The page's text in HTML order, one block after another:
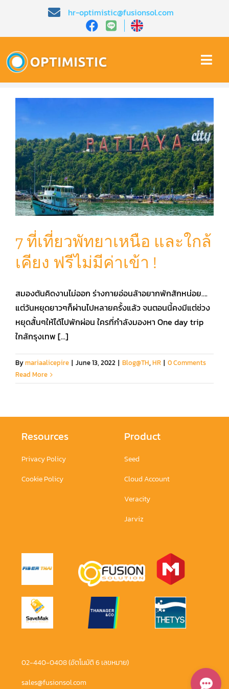
content
hr-optimistic@fusionsol.com
หน้าหลัก​
เกี่ยวกับเรา​
คุณสมบัติ​
บทความ
การสาธิต
คู่มือการใช้งาน
สมัครใช้งานฟรี
เข้าสู่ระบบ​
7 ที่เที่ยวพัทยาเหนือ และใกล้
เคียง ฟรีไม่มีค่าเข้า !
สมองตันคิดงานไม่ออก ร่างกายอ่อนล้าอยากพักสักหน่อย….
แต่วันหยุดยาวๆก็ผ่านไปหลายครั้งแล้ว จนตอนนี้คงมีแต่ช่วง
หยุดสั้นๆให้ได้ไปพักผ่อน ใครที่กำลังมองหา One day trip
ใกล้กรุงเทพ [...]
Bymariaalicepire | June 13, 2022 | Blog@TH, HR | 0 Comments
Read More
Resources
Privacy Policy
Cookie Policy
Product
Seed
Cloud Account
Veracity
Jarviz
02-440-0408 (อัตโนมัติ 6 เลขหมาย)
sales@fusionsol.com